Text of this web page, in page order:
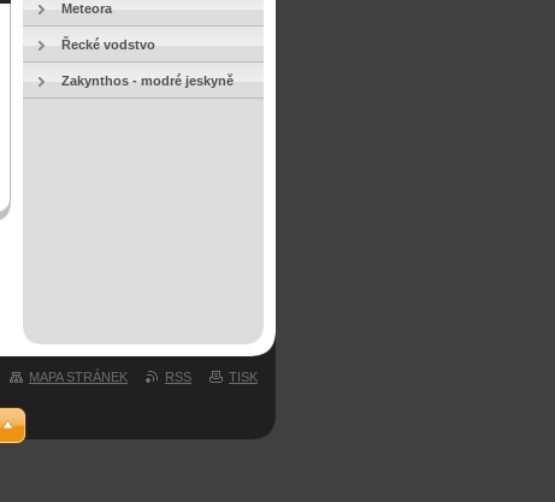
Meteora
Řecké vodstvo
Zakynthos - modré jeskyně
MAPA STRÁNEK RSS TISK